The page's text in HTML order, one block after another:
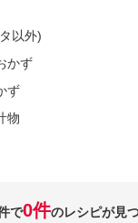
以外)
かず
ず
物
で0件のレシピが見